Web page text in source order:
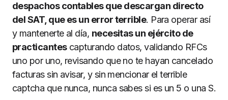
despachos contables que descargan directo
del SAT, que es un error terrible. Para operar así
y mantenerte al día, necesitas un ejército de
practicantescapturando datos, validando RFCs
uno por uno, revisando que no te hayan cancelado
facturas sin avisar, y sin mencionar el terrible
captcha que nunca, nunca sabes si es un 5 o una S.